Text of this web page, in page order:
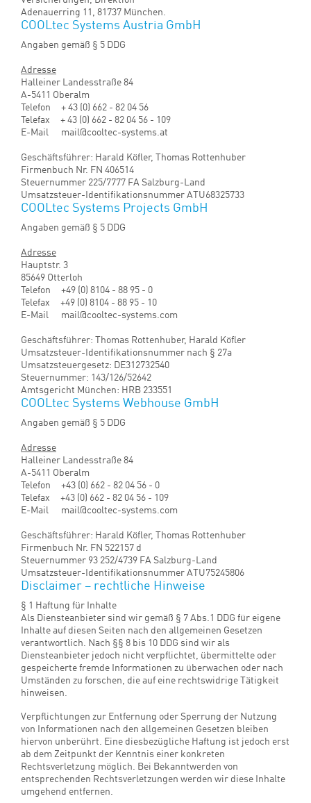
Eine Betriebshaftpflichtversicherung besteht bei GENERALI
Versicherungen, Direktion
Adenauerring 11, 81737 München.
Angaben gemäß § 5 DDG
Adresse
Halleiner Landesstraße 84
A-5411 Oberalm
Telefon + 43 (0) 662 - 82 04 56
E-Mail mail@cooltec-systems.at
Geschäftsführer: Harald Köfler, Thomas Rottenhuber
Firmenbuch Nr. FN 406514
Steuernummer 225/7777 FA Salzburg-Land
Umsatzsteuer-Identifikationsnummer ATU68325733
Angaben gemäß § 5 DDG
Adresse
Hauptstr. 3
85649 Otterloh
Telefon +49 (0) 8104 - 88 95 - 0
E-Mail mail@cooltec-systems.com
Geschäftsführer: Thomas Rottenhuber, Harald Köfler
Umsatzsteuer-Identifikationsnummer nach § 27a
Umsatzsteuergesetz: DE312732540
Steuernummer: 143/126/52642
Amtsgericht München: HRB 233551
Angaben gemäß § 5 DDG
Adresse
Halleiner Landesstraße 84
A-5411 Oberalm
Telefon +43 (0) 662 - 82 04 56 - 0
E-Mail mail@cooltec-systems.com
Geschäftsführer: Harald Köfler, Thomas Rottenhuber
Firmenbuch Nr. FN 522157 d
Steuernummer 93 252/4739 FA Salzburg-Land
Umsatzsteuer-Identifikationsnummer ATU75245806
Disclaimer – rechtliche Hinweise
§ 1 Haftung für Inhalte
Als Diensteanbieter sind wir gemäß § 7 Abs.1 DDG für eigene
Inhalte auf diesen Seiten nach den allgemeinen Gesetzen
verantwortlich. Nach §§ 8 bis 10 DDG sind wir als
Diensteanbieter jedoch nicht verpflichtet, übermittelte oder
gespeicherte fremde Informationen zu überwachen oder nach
Umständen zu forschen, die auf eine rechtswidrige Tätigkeit
hinweisen.
Verpflichtungen zur Entfernung oder Sperrung der Nutzung
von Informationen nach den allgemeinen Gesetzen bleiben
hiervon unberührt. Eine diesbezügliche Haftung ist jedoch erst
ab dem Zeitpunkt der Kenntnis einer konkreten
Rechtsverletzung möglich. Bei Bekanntwerden von